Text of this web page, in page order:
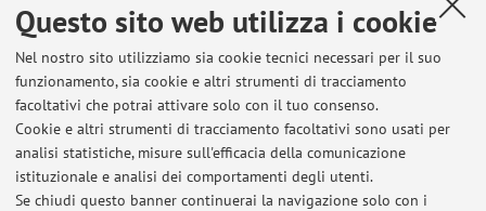
Questo sito web utilizza i cookie
Nel nostro sito utilizziamo sia cookie tecnici necessari per il suo
funzionamento, sia cookie e altri strumenti di tracciamento
facoltativi che potrai attivare solo con il tuo consenso.
Cookie e altri strumenti di tracciamento facoltativi sono usati per
analisi statistiche, misure sull'efficacia della comunicazione
istituzionale e analisi dei comportamenti degli utenti.
Se chiudi questo banner continuerai la navigazione solo con i
Contenuti utili
3D Body Atlas - Rheumatology
https://3dbodyatlas-
pfizer.biodigital.com/categories/rheumatology
Raccomandazioni EULAR